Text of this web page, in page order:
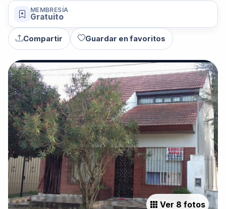
MEMBRESÍA
Gratuito
Compartir Guardar en favoritos
Ver 8 fotos